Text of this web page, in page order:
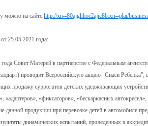
можно на сайте http://xn--80ajghhoc2ajic8b.xn--plai/
25.05.2021 года:
Совет Матерей в партнерстве с Федеральным
проводит Всероссийскую акцию "Спаси Ребенка",
продажу суррогатов детских удерживающих
«адаптеров», «фиксаторов», «бескаркасных
данной продукции при перевозке детей в автомобиле
динамических испытаний, проведенных в